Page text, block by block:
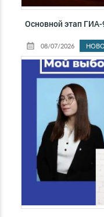
Основной этап
08/07/2026